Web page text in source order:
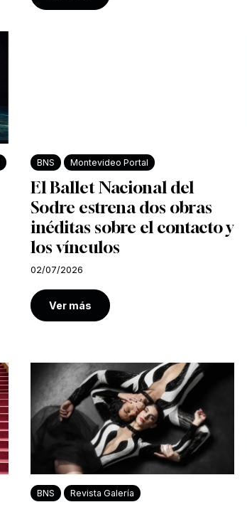
BNS Montevideo Portal
El Ballet Nacional del
Sodre estrena dos obras
inéditas sobre el contacto y
los vínculos
02/07/2026
Ver más
BNS Revista Galería